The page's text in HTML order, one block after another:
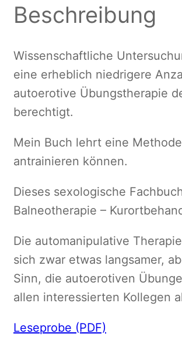
Beschreibung
Wissenschaftliche
eine erheblich niedrigere
autoerotive Übungstherapie
berechtigt.
Mein Buch lehrt eine
antrainieren können.
Dieses sexologische
Balneotherapie –
Die automanipulative
sich zwar etwas langsamer,
Sinn, die autoerotiven
allen interessierten Kollegen
Leseprobe (PDF)